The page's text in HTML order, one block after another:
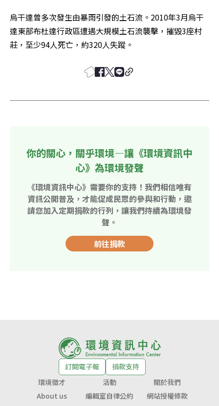
烏干達曾多次發生由暴雨引發的土石流。2010年3月烏干
達東部布杜達行政區遭遇大規模土石流襲擊，摧毀3座村
莊，至少94人死亡，約320人失蹤。
你的關心，關乎環境—讓《環境資訊中
心》為環境發聲
《環境資訊中心》需要你的支持！我們相信唯有
資訊公開普及，才能促成民眾的參與和行動，邀
請您加入定期捐款的行列，讓我們持續為環境發
聲。
前往捐款
訂閱電子報
捐款支持
環境徵才
活動
關於我們
About us
編輯室自律公約
網站授權條款